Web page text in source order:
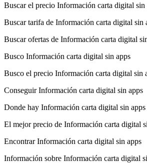
Buscar el precio Información carta digital sin
Buscar tarifa de Información carta digital sin
Buscar ofertas de Información carta digital
Busco Información carta digital sin apps
Busco el precio Información carta digital sin
Conseguir Información carta digital sin apps
Donde hay Información carta digital sin apps
El mejor precio de Información carta digital
Encontrar Información carta digital sin apps
Información sobre Información carta digital